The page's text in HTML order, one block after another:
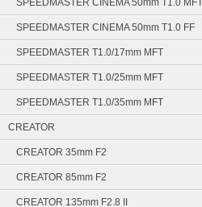
SPEEDMASTER CINEMA 50mm T1.0 MFT
SPEEDMASTER CINEMA 50mm T1.0 FF
SPEEDMASTER T1.0/17mm MFT
SPEEDMASTER T1.0/25mm MFT
SPEEDMASTER T1.0/35mm MFT
CREATOR
CREATOR 35mm F2
CREATOR 85mm F2
CREATOR 135mm F2.8 II